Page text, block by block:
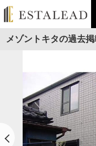
メゾントキタの過去